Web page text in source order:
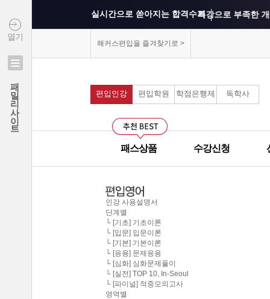
열기
패밀리사이트
실시간으로 쏟아지는 합격수기특강으로 부족한
선생님과의 카톡
건국대학교 최종합격 이*준
성균관대학교 최종합격 정*림
중앙대학교 최종합격 이*영
건국대학교 최종합격 정*훈
서울시립대학교 최종합격 한*현
홍익대학교 최종합격 김*영
중앙대학교 최종합격 김*현
한국외국어대학교 최종합격 김*진
중앙대학교 최종합격 한*현
연세대학교 최종합격 김*진
해커스편입을 즐겨찾기로 >
편입인강 편입학원 학점은행제 독학사
패스상품 수강신청
인강 사용설명서
단계별
└ [기초] 기초이론
└ [입문] 입문이론
└ [기본] 기본이론
└ [응용] 문제응용
└ [심화] 심화문제풀이
└ [실전] TOP 10, In-Seoul
└ [파이널] 적중모의고사
영역별